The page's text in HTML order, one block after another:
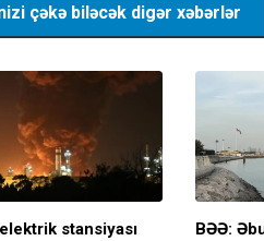
çəkə biləcək digər xəbərlər
stansiyası
BƏƏ: